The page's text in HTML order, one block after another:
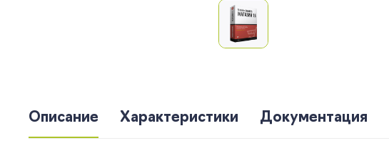
Описание Характеристики Документация